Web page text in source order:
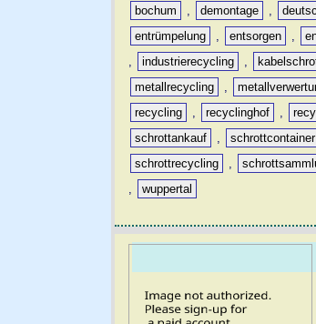
bochum
, demontage ,
entrümpelung
, entsorgen ,
,
industrierecycling ,
metallrecycling
,
recycling
, recyclinghof ,
schrottankauf
, schrottcontainer
schrottrecycling
,
,
wuppertal